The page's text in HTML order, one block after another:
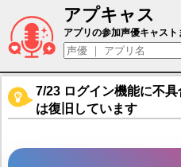
アプキャス
南京ダック（声
アプリの参加声優キャスト
7/23 ログイン機能に不
は復旧しています